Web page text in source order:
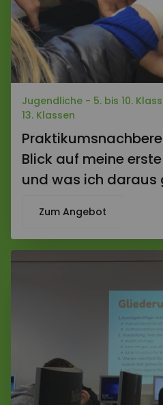
Jugendliche - 5. bis 10.
13. Klassen
Blick auf meine
und was ich daraus
Zum Angebot